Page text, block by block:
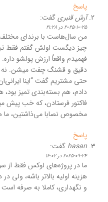
پاسخ
آرش قنبریگفت:
2025-10-25 در 21:28
من سال‌هاست با برندای مختلف
چیز دیگست اولش گفتم فقط
فهمیدم واقعاً ارزش پولشو
دقیق و قشنگ چفت میشن. نه
حتی مشتریم گفت “اینا
دادم، هم بسته‌بندی تمیز
فاکتور فرستادن، که خب پیش
مخصوص نصابا می‌ذاشتین، ما
پاسخ
hasan گفت:
2025-09-24 در 16:02
ما در پروژه‌های لوکس فقط از
هزینه اولیه بالاتر باشه، ولی
و نگهداری، کاملا به صرفه‌